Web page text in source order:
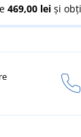
469,00 lei și